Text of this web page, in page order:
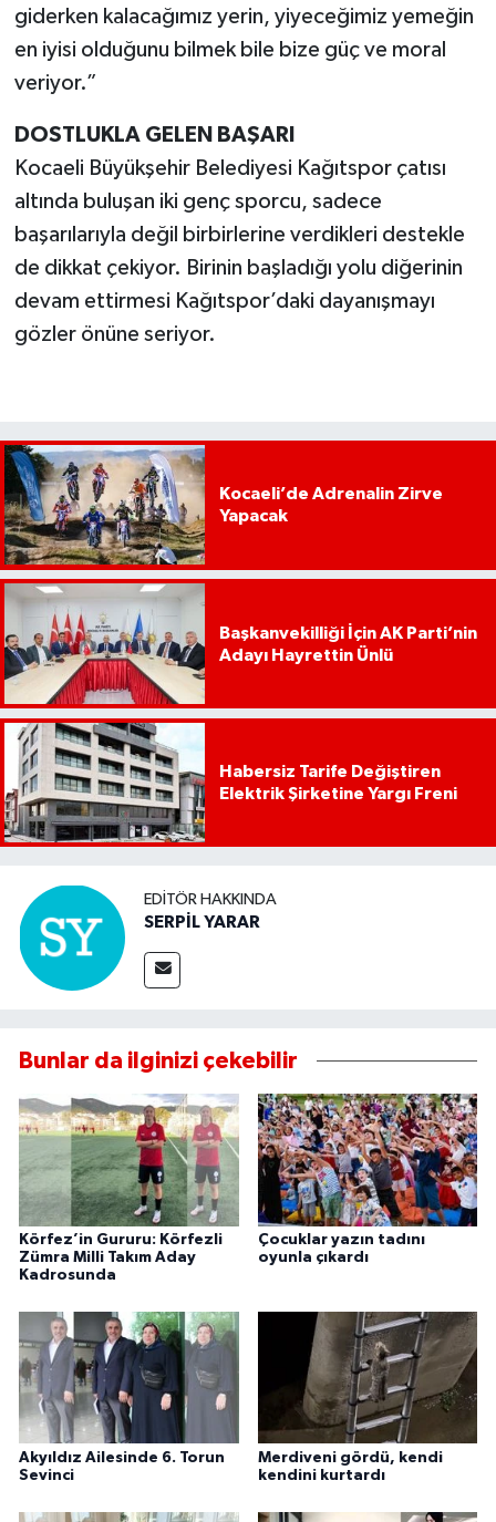
giderken kalacağımız yerin, yiyeceğimiz yemeğin
en iyisi olduğunu bilmek bile bize güç ve moral
veriyor.”
DOSTLUKLA GELEN BAŞARI
Kocaeli Büyükşehir Belediyesi Kağıtspor çatısı
altında buluşan iki genç sporcu, sadece
başarılarıyla değil birbirlerine verdikleri destekle
de dikkat çekiyor. Birinin başladığı yolu diğerinin
devam ettirmesi Kağıtspor’daki dayanışmayı
gözler önüne seriyor.
Kocaeli’de Adrenalin Zirve
Yapacak
Başkanvekilliği İçin AK Parti’nin
Adayı Hayrettin Ünlü
Habersiz Tarife Değiştiren
Elektrik Şirketine Yargı Freni
EDITÖR HAKKINDA
SERPİL YARAR
Bunlar da ilginizi çekebilir
Körfez’in Gururu: Körfezli
Zümra Milli Takım Aday
Kadrosunda
Çocuklar yazın tadını
oyunla çıkardı
Akyıldız Ailesinde 6. Torun
Sevinci
Merdiveni gördü, kendi
kendini kurtardı